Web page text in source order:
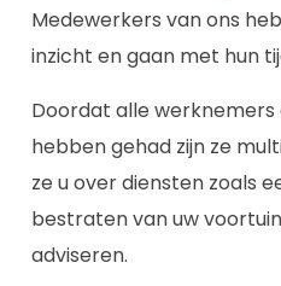
Medewerkers van ons
inzicht en gaan met hun
Doordat alle
hebben gehad zijn ze
ze u over diensten zoals
bestraten van uw
adviseren.